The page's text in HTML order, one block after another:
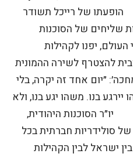
הופעתו של רייכל תשודר
שליחים של הסוכנות
יפנו לקהילות
להצטרף לשירה ההמונית
״יום אחד זה יקרה, בלי
בנו. משהו יגע בנו, ולא
יו״ר הסוכנות היהודית,
סולידריות חברתית בכל
ישראל לבין הקהילות